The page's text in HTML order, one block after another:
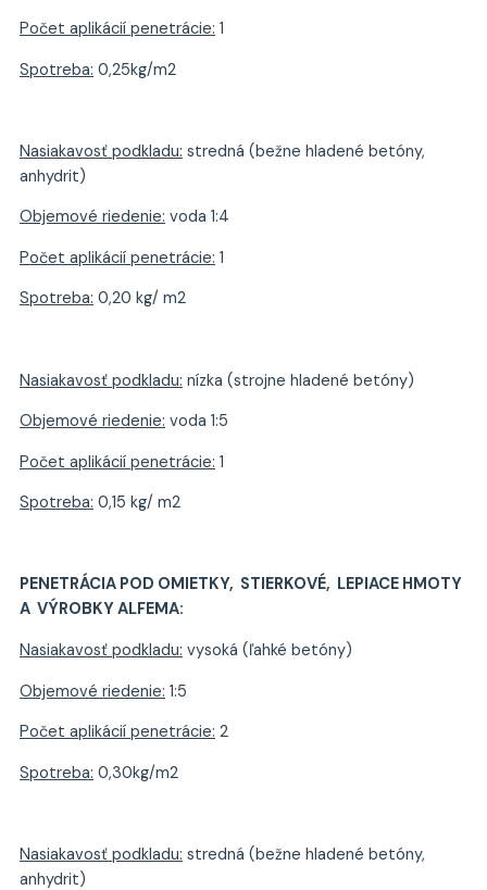
Počet aplikácií penetrácie: 1
Spotreba: 0,25kg/m2
Nasiakavosť podkladu: stredná (bežne hladené betóny,
anhydrit)
Objemové riedenie: voda 1:4
Počet aplikácií penetrácie: 1
Spotreba: 0,20 kg/ m2
Nasiakavosť podkladu: nízka (strojne hladené betóny)
Objemové riedenie: voda 1:5
Počet aplikácií penetrácie: 1
Spotreba: 0,15 kg/ m2
PENETRÁCIA POD OMIETKY, STIERKOVÉ, LEPIACE HMOTY
A VÝROBKY ALFEMA:
Nasiakavosť podkladu: vysoká (ľahké betóny)
Objemové riedenie: 1:5
Počet aplikácií penetrácie: 2
Spotreba: 0,30kg/m2
Nasiakavosť podkladu: stredná (bežne hladené betóny,
anhydrit)